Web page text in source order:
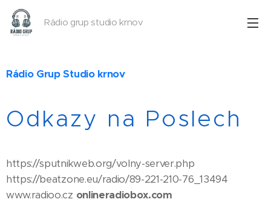
Rádio grup studio krnov
Rádio Grup Studio krnov
Odkazy na Poslech
https://sputnikweb.org/volny-server.php
https://beatzone.eu/radio/89-221-210-76_13494
www.radioo.cz onlineradiobox.com